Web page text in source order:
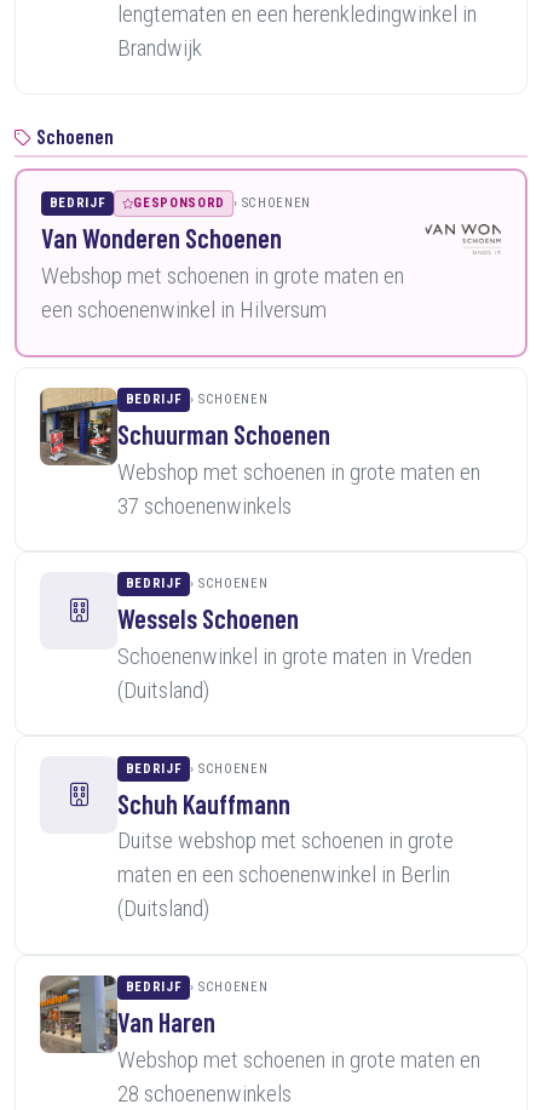
lengtematen en een herenkledingwinkel in
Brandwijk
Schoenen
BEDRIJF GESPONSORD SCHOENEN
Van Wonderen Schoenen
Webshop met schoenen in grote maten en
een schoenenwinkel in Hilversum
BEDRIJF SCHOENEN
Schuurman Schoenen
Webshop met schoenen in grote maten en
37 schoenenwinkels
BEDRIJF SCHOENEN
Wessels Schoenen
Schoenenwinkel in grote maten in Vreden
(Duitsland)
BEDRIJF SCHOENEN
Schuh Kauffmann
Duitse webshop met schoenen in grote
maten en een schoenenwinkel in Berlin
(Duitsland)
BEDRIJF SCHOENEN
Van Haren
Webshop met schoenen in grote maten en
28 schoenenwinkels